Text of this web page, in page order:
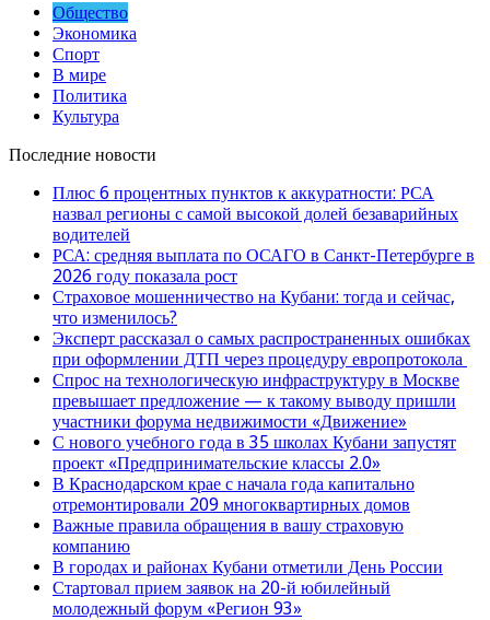
Общество
Экономика
Спорт
В мире
Политика
Культура
Последние новости
Плюс 6 процентных пунктов к аккуратности: РСА
назвал регионы с самой высокой долей безаварийных
водителей
РСА: средняя выплата по ОСАГО в Санкт-Петербурге в
2026 году показала рост
Страховое мошенничество на Кубани: тогда и сейчас,
что изменилось?
Эксперт рассказал о самых распространенных ошибках
при оформлении ДТП через процедуру европротокола
Спрос на технологическую инфраструктуру в Москве
превышает предложение — к такому выводу пришли
участники форума недвижимости «Движение»
С нового учебного года в 35 школах Кубани запустят
проект «Предпринимательские классы 2.0»
В Краснодарском крае с начала года капитально
отремонтировали 209 многоквартирных домов
Важные правила обращения в вашу страховую
компанию
В городах и районах Кубани отметили День России
Стартовал прием заявок на 20-й юбилейный
молодежный форум «Регион 93»